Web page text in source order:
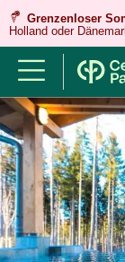
Grenzenloser
Holland oder